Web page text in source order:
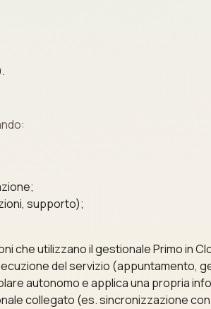
supporto);
che utilizzano il gestionale Primo in
del servizio (appuntamento,
autonomo e applica una propria
collegato (es. sincronizzazione con